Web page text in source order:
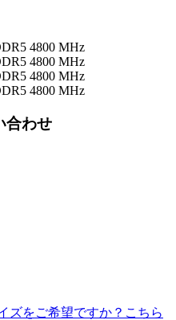
4800 MHz
4800 MHz
4800 MHz
4800 MHz
合わせ
ズをご希望ですか？こちら